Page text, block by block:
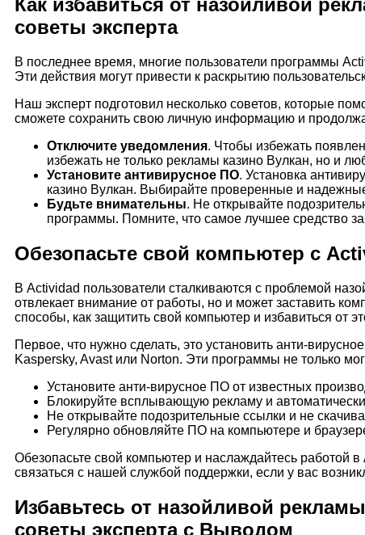
Как избавиться от назойливой
советы эксперта
В последнее время, многие пользователи программы
Эти действия могут привести к раскрытию
Наш эксперт подготовил несколько советов, которые
сможете сохранить свою личную информацию и
Отключите уведомления. Чтобы избежать
избежать не только рекламы казино Вулкан, но и
Установите антивирусное ПО. Установка
казино Вулкан. Выбирайте проверенные и
Будьте внимательны. Не открывайте
программы. Помните, что самое лучшее средство
Обезопасьте свой компьютер с
В Actividad пользователи сталкиваются с проблемой
отвлекает внимание от работы, но и может заставить
способы, как защитить свой компьютер и избавиться от
Первое, что нужно сделать, это установить анти-
Kaspersky, Avast или Norton. Эти программы не только
Установите анти-вирусное ПО от известных
Блокируйте всплывающую рекламу и
Не открывайте подозрительные ссылки и не
Регулярно обновляйте ПО на компьютере и
Обезопасьте свой компьютер и наслаждайтесь работой
связаться с нашей службой поддержки, если у вас
Избавьтесь от назойливой
советы эксперта с Выводом